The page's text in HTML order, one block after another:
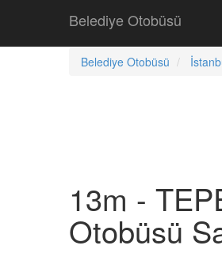
Belediye Otobüsü
Belediye Otobüsü
13m -
Otobüsü